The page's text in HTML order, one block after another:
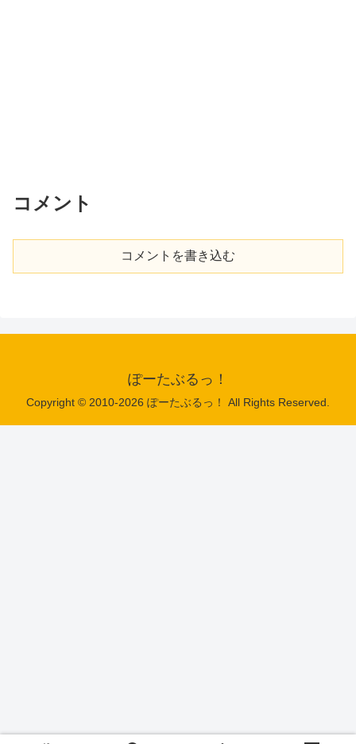
コメント
コメントを書き込む
ぽーたぶるっ！
Copyright © 2010-2026 ぽーたぶるっ！ All Rights Reserved.